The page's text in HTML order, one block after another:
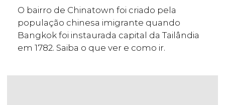
O bairro de Chinatown foi criado pela
população chinesa imigrante quando
Bangkok foi instaurada capital da Tailândia
em 1782. Saiba o que ver e como ir.